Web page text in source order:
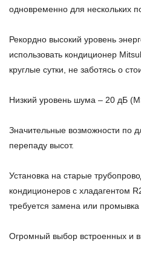
одновременно для нескольких
Рекордно высокий уровень
использовать кондиционер
круглые сутки, не заботясь о
Низкий уровень шума – 20 дБ
Значительные возможности по
перепаду высот.
Установка на старые
кондиционеров с хладагентом
требуется замена или промывка
Огромный выбор встроенных и